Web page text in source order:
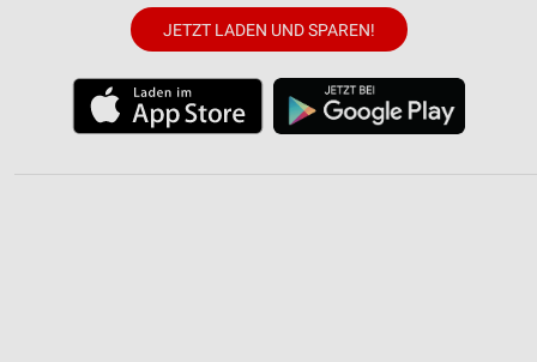
JETZT LADEN UND SPAREN!